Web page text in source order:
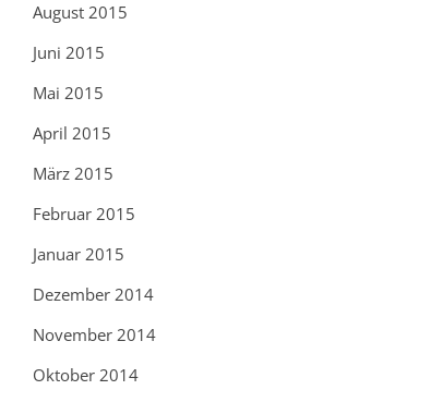
August 2015
Juni 2015
Mai 2015
April 2015
März 2015
Februar 2015
Januar 2015
Dezember 2014
November 2014
Oktober 2014